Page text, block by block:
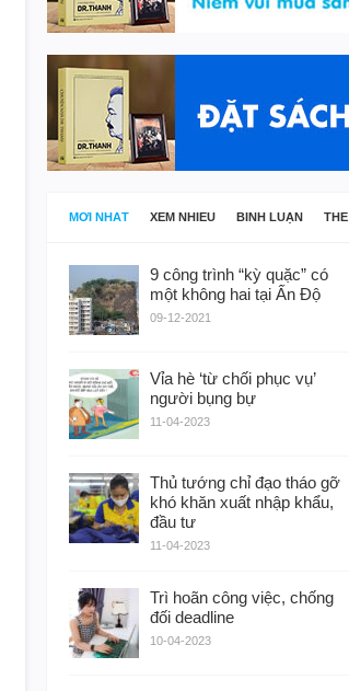
MỚI NHẤT XEM NHIỀU BÌNH LUẬN THẺ
9 công trình “kỳ quặc” có
một không hai tại Ấn Độ
09-12-2021
Vỉa hè ‘từ chối phục vụ’
người bụng bự
11-04-2023
Thủ tướng chỉ đạo tháo gỡ
khó khăn xuất nhập khẩu,
đầu tư
11-04-2023
Trì hoãn công việc, chống
đối deadline
10-04-2023